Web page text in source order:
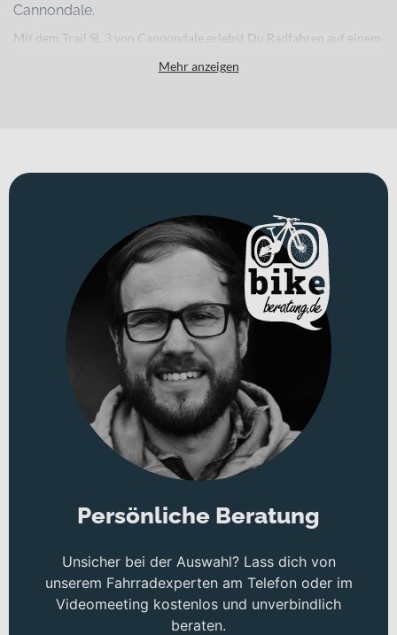
Cannondale.
Mit dem Trail SL 3 von Cannondale erlebst Du Radfahren auf einem
machen dieses Modell zu einer harmonischen Einheit von
Mehr anzeigen
Persönliche Beratung
Unsicher bei der Auswahl? Lass dich von
unserem Fahrradexperten am Telefon oder im
Videomeeting kostenlos und unverbindlich
beraten.